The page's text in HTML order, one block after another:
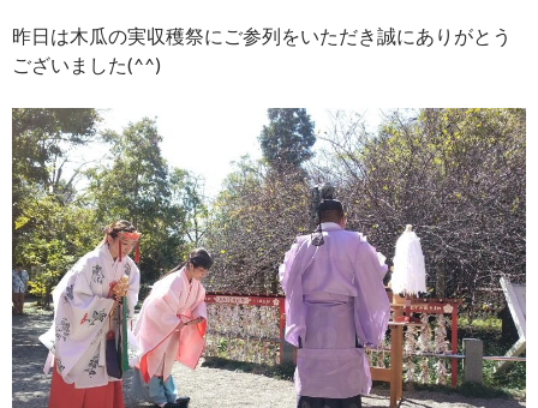
昨日は木瓜の実収穫祭にご参列をいただき誠にありがとう
ございました(^^)